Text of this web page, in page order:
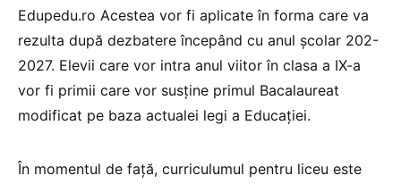
Edupedu.ro Acestea vor fi aplicate în forma care va
rezulta după dezbatere începând cu anul școlar 202-
2027. Elevii care vor intra anul viitor în clasa a IX-a
vor fi primii care vor susține primul Bacalaureat
modificat pe baza actualei legi a Educației.
În momentul de față, curriculumul pentru liceu este